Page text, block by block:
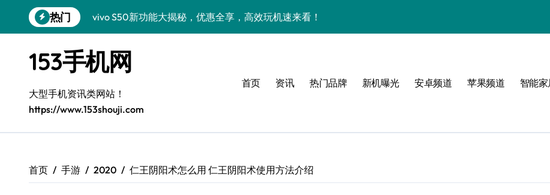
到
热门
vivo S50新功能大揭秘，优惠全享，高效玩机速来看！
三星Galaxy S26来袭！创新科技亮点，手机圈新宠预定！
三星Galaxy Z Fold7抢先窥秘！手机管家揭秘超燃新亮点
S25 Ultra颜值炸裂！定制主题潮到没朋友
S24+震撼登场，美出新高度！
A56 5G登场，三星风尚新定义！
153手机网
大型手机资讯类网站！
https://www.153shouji.com
首页 资讯 热门品牌 新机曝光 安卓频道 苹果频道 智能
首页 手游 2020 仁王阴阳术怎么用 仁王阴阳术使用方法介绍